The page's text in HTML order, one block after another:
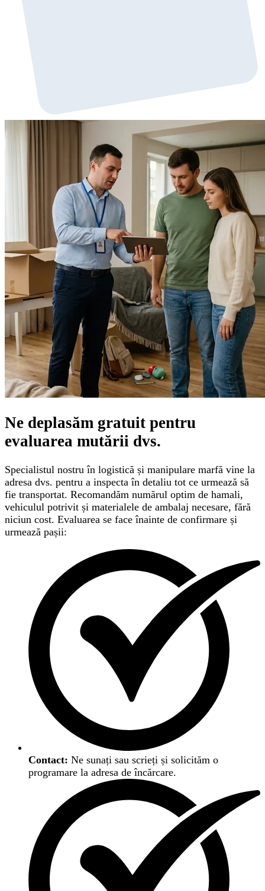
Ne deplasăm gratuit pentru
evaluarea mutării dvs.
Specialistul nostru în logistică și manipulare marfă vine la
adresa dvs. pentru a inspecta în detaliu tot ce urmează să
fie transportat. Recomandăm numărul optim de hamali,
vehiculul potrivit și materialele de ambalaj necesare, fără
niciun cost. Evaluarea se face înainte de confirmare și
urmează pașii:
Contact: Ne sunați sau scrieți și solicităm o
programare la adresa de încărcare.